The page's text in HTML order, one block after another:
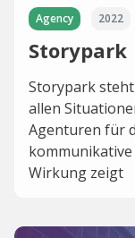
Agency 2022
Storypark
Storypark
allen
Agenturen für
Wirkung zeigt